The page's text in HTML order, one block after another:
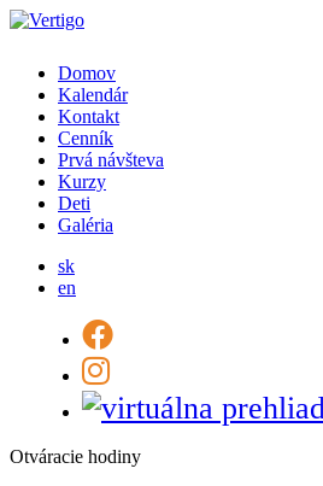
Domov
Kalendár
Kontakt
Cenník
Prvá návšteva
Kurzy
Deti
Galéria
sk
en
Otváracie hodiny